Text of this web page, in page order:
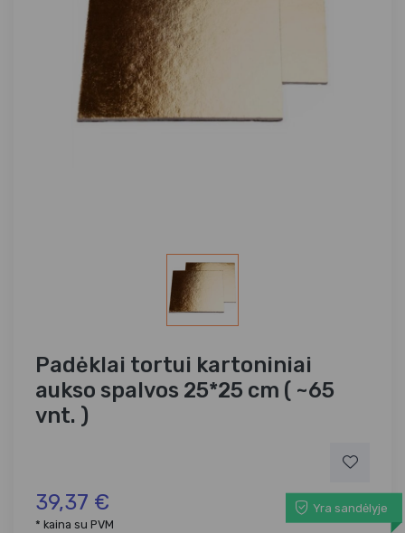
Padėklai tortui kartoniniai
aukso spalvos 25*25 cm ( ~65
vnt. )
39,37 €
Yra sandėlyje
* kaina su PVM